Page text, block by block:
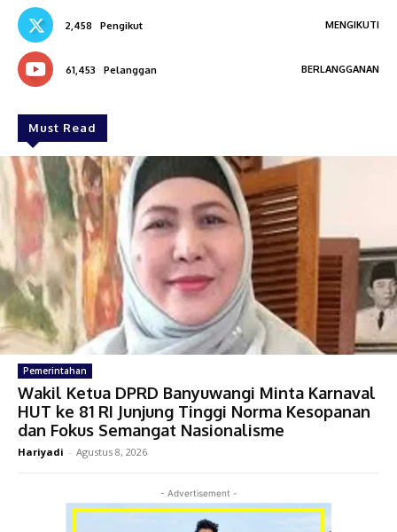
2,458 Pengikut MENGIKUTI
61,453 Pelanggan BERLANGGANAN
Must Read
Pemerintahan
Wakil Ketua DPRD Banyuwangi Minta Karnaval
HUT ke 81 RI Junjung Tinggi Norma Kesopanan
dan Fokus Semangat Nasionalisme
Hariyadi - Agustus 8, 2026
- Advertisement -